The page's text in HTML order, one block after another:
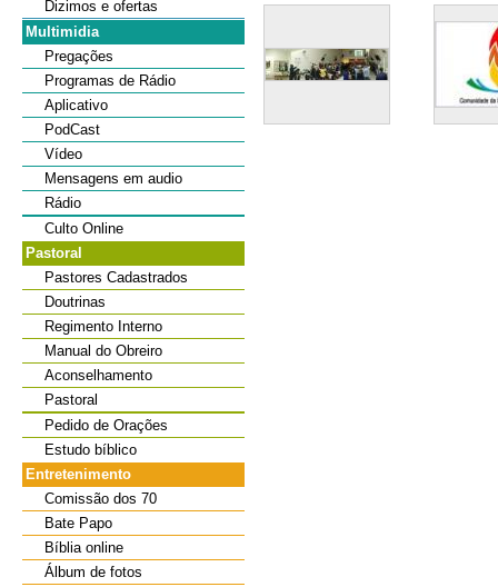
Dizimos e ofertas
Multimidia
Pregações
Programas de Rádio
Aplicativo
PodCast
Vídeo
Mensagens em audio
Rádio
Culto Online
Pastoral
Pastores Cadastrados
Doutrinas
Regimento Interno
Manual do Obreiro
Aconselhamento
Pastoral
Pedido de Orações
Estudo bíblico
Entretenimento
Comissão dos 70
Bate Papo
Bíblia online
Álbum de fotos